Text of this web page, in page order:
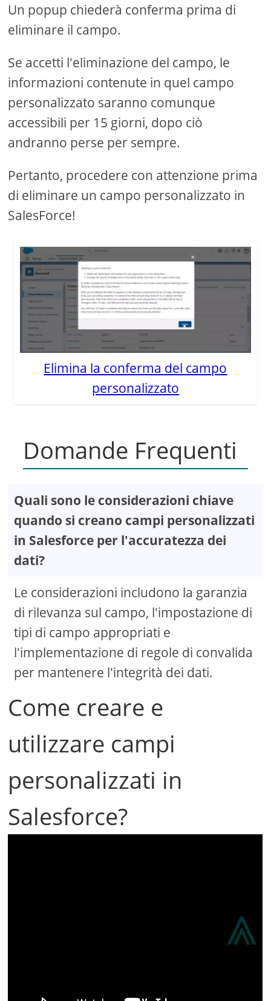
Un popup chiederà conferma prima di
eliminare il campo.
Se accetti l'eliminazione del campo, le
informazioni contenute in quel campo
personalizzato saranno comunque
accessibili per 15 giorni, dopo ciò
andranno perse per sempre.
Pertanto, procedere con attenzione prima
di eliminare un campo personalizzato in
SalesForce!
Elimina la conferma del campo
personalizzato
Domande Frequenti
Quali sono le considerazioni chiave
quando si creano campi personalizzati
in Salesforce per l'accuratezza dei
dati?
Le considerazioni includono la garanzia
di rilevanza sul campo, l'impostazione di
tipi di campo appropriati e
l'implementazione di regole di convalida
per mantenere l'integrità dei dati.
Come creare e
utilizzare campi
personalizzati in
Salesforce?
⩓